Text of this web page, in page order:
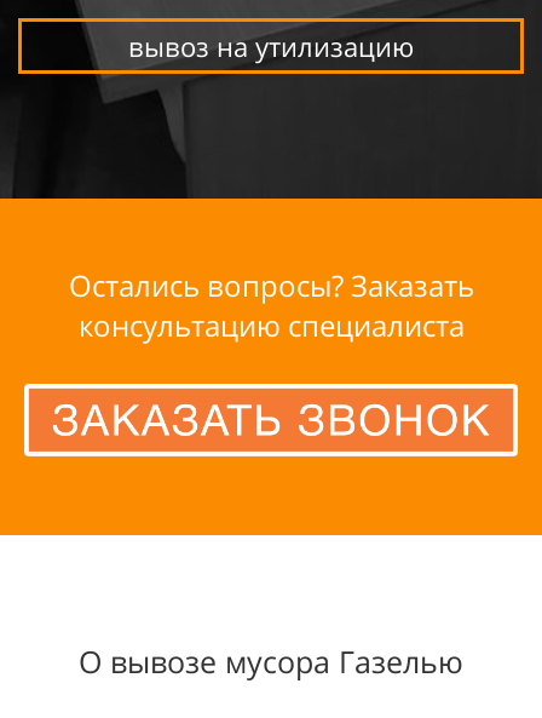
вывоз на утилизацию
Остались вопросы? Заказать
консультацию специалиста
О вывозе мусора Газелью